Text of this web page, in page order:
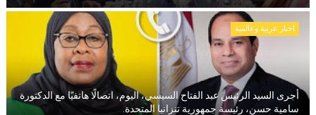
اخبار عربية وعالمية
أجرى السيد الرئيس عبد الفتاح السيسي، اليوم، اتصالًا هاتفيًا مع الدكتورة
سامية حسن، رئيسة جمهورية تنزانيا المتحدة.